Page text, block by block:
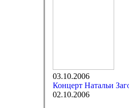
03.10.2006
Концерт Натальи
02.10.2006